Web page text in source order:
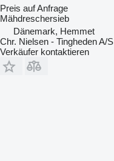
Preis auf Anfrage
Mähdreschersieb
Dänemark, Hemmet
Chr. Nielsen - Tingheden A/S
Verkäufer kontaktieren